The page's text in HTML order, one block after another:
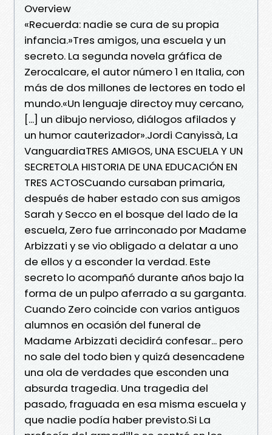
Overview
«Recuerda: nadie se cura de su propia
infancia.»Tres amigos, una escuela y un
secreto. La segunda novela gráfica de
Zerocalcare, el autor número 1 en Italia, con
más de dos millones de lectores en todo el
mundo.«Un lenguaje directoy muy cercano,
[...] un dibujo nervioso, diálogos afilados y
un humor cauterizador».Jordi Canyissà, La
VanguardiaTRES AMIGOS, UNA ESCUELA Y UN
SECRETOLA HISTORIA DE UNA EDUCACIÓN EN
TRES ACTOSCuando cursaban primaria,
después de haber estado con sus amigos
Sarah y Secco en el bosque del lado de la
escuela, Zero fue arrinconado por Madame
Arbizzati y se vio obligado a delatar a uno
de ellos y a esconder la verdad. Este
secreto lo acompañó durante años bajo la
forma de un pulpo aferrado a su garganta.
Cuando Zero coincide con varios antiguos
alumnos en ocasión del funeral de
Madame Arbizzati decidirá confesar... pero
no sale del todo bien y quizá desencadene
una ola de verdades que esconden una
absurda tragedia. Una tragedia del
pasado, fraguada en esa misma escuela y
que nadie podía haber previsto.Si La